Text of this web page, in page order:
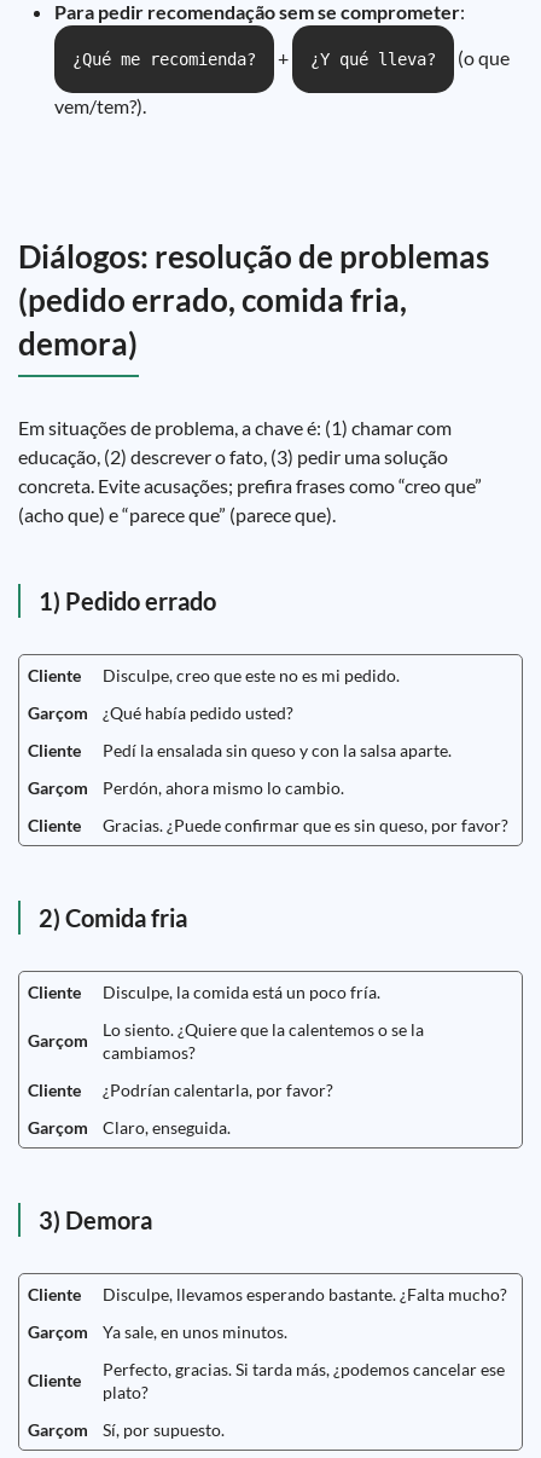
Para pedir recomendação sem se comprometer:
¿Qué me recomienda? + ¿Y qué lleva? (o que
vem/tem?).
Diálogos: resolução de problemas
(pedido errado, comida fria,
demora)
Em situações de problema, a chave é: (1) chamar com
educação, (2) descrever o fato, (3) pedir uma solução
concreta. Evite acusações; prefira frases como “creo que”
(acho que) e “parece que” (parece que).
1) Pedido errado
Cliente
Disculpe, creo que este no es mi pedido.
Garçom
¿Qué había pedido usted?
Cliente
Pedí la ensalada sin queso y con la salsa aparte.
Garçom
Perdón, ahora mismo lo cambio.
Cliente
Gracias. ¿Puede confirmar que es sin queso, por favor?
2) Comida fria
Cliente Disculpe, la comida está un poco fría.
Garçom
Lo siento. ¿Quiere que la calentemos o se la
cambiamos?
Cliente
¿Podrían calentarla, por favor?
Garçom
Claro, enseguida.
3) Demora
Cliente
Disculpe, llevamos esperando bastante. ¿Falta mucho?
Garçom
Ya sale, en unos minutos.
Cliente
Perfecto, gracias. Si tarda más, ¿podemos cancelar ese
plato?
Garçom
Sí, por supuesto.